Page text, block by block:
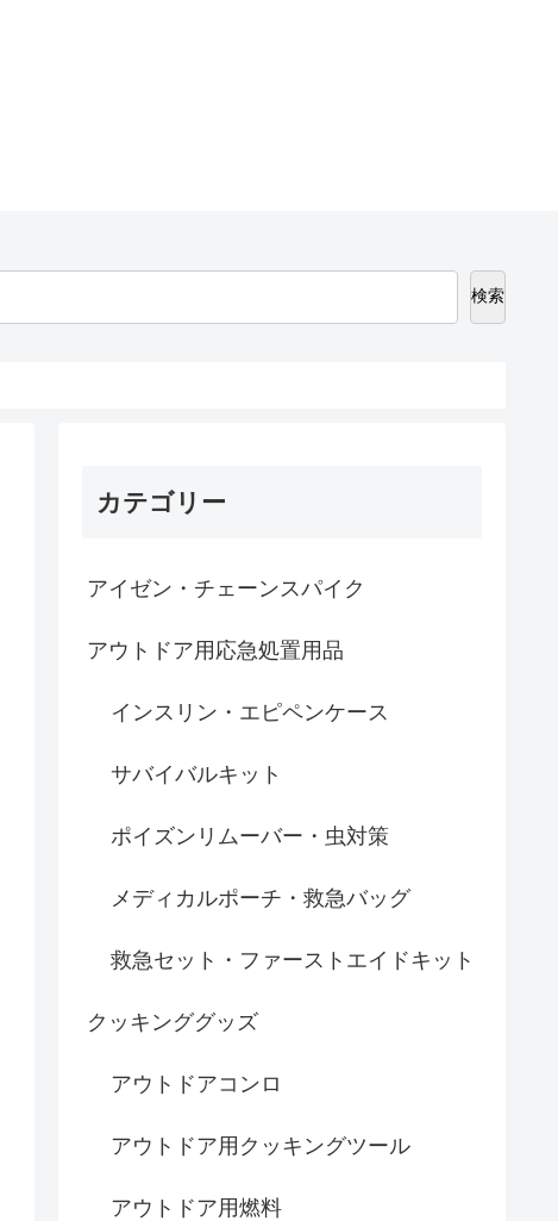
検索
カテゴリー
アイゼン・チェーンスパイク
アウトドア用応急処置用品
インスリン・エピペンケース
サバイバルキット
ポイズンリムーバー・虫対策
メディカルポーチ・救急バッグ
救急セット・ファーストエイドキット
クッキンググッズ
アウトドアコンロ
アウトドア用クッキングツール
アウトドア用燃料